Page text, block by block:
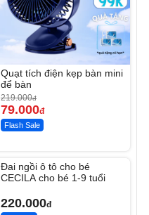
Quạt tích điện kẹp bàn mini
để bàn
219.000đ
79.000đ
Flash Sale
Đai ngồi ô tô cho bé
CECILA cho bé 1-9 tuổi
220.000đ